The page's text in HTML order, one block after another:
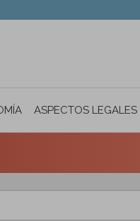
PERSONAL E
ASPECTOS LEGALES